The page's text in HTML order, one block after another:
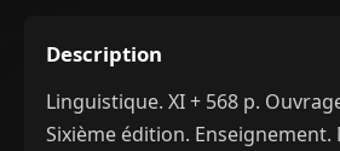
Description
Linguistique. XI + 568 p.
Sixième édition.